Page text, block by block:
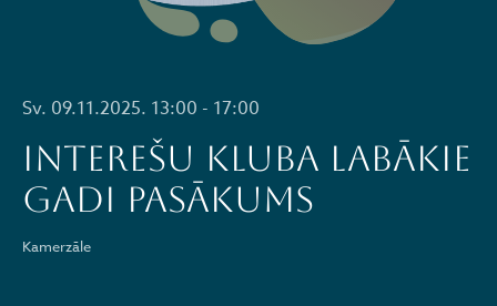
Sv. 09.11.2025. 13:00 - 17:00
Interešu kluba LABĀKIE
GADI pasākums
Kamerzāle